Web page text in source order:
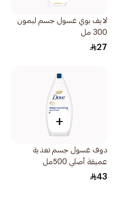
لايف بوي غسول جسم ليمون
300 مل
27
+
دوف غسول جسم تغذية
عميقة أصلي 500مل
43